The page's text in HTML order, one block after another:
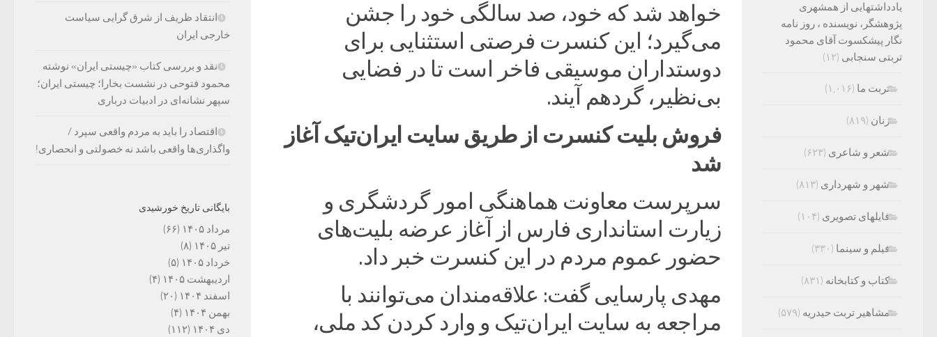
خواهد شد که خود، صد سالگی خود را جشن
می‌گیرد؛ این کنسرت فرصتی استثنایی برای
دوستداران موسیقی فاخر است تا در فضایی
بی‌نظیر، گردهم آیند.
فروش بلیت کنسرت از طریق سایت ایران‌تیک آغاز
شد
سرپرست معاونت هماهنگی امور گردشگری و
زیارت استانداری فارس از آغاز عرضه بلیت‌های
حضور عموم مردم در این کنسرت خبر داد.
مهدی پارسایی گفت: علاقه‌مندان می‌توانند با
مراجعه به سایت ایران‌تیک و وارد کردن کد ملی،
انتقاد ظریف از شرق گرایی سیاست
خارجی ایران
نقد و بررسی کتاب «چیستی ایران» نوشته
محمود فتوحی در نشست بخارا؛ چیستی ایران؛
سپهر نشانه‌ای در ادبیات درباری
اقتصاد را باید به مردم واقعی سپرد /
واگذاری‌ها واقعی باشد نه خصولتی و انحصاری!
بایگانی تاریخ خورشیدی
مرداد ۱۴۰۵
(۶۶)
تیر ۱۴۰۵
(۸)
خرداد ۱۴۰۵
(۵)
اردیبهشت ۱۴۰۵
(۴)
اسفند ۱۴۰۴
(۲۰)
بهمن ۱۴۰۴
(۴)
دی ۱۴۰۴
(۱۱۲)
یادداشتهایی از همشهری
پژوهشگر، نویسنده ، روز نامه
نگار پیشکسوت آقای محمود
تربتی سنجابی (۱۲)
تربت ما (۱,۰۱۶)
زنان (۸۱۹)
شعر و شاعری (۶۲۳)
شهر و شهرداری (۸۱۳)
فایلهای تصویری (۱۰۴)
فیلم و سینما (۳۳۰)
کتاب و کتابخانه (۸۳۱)
مشاهیر تربت حیدریه (۵۷۹)